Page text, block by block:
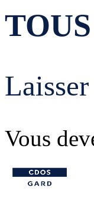
Vous